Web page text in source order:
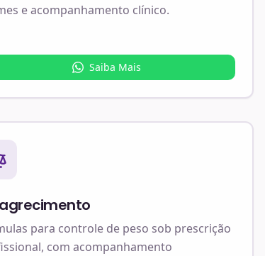
e acompanhamento clínico.
Saiba Mais
para controle de peso sob prescrição
com acompanhamento